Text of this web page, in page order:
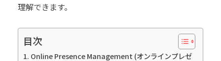
理解できます。
目次
Online Presence Management (オンラインプレゼ